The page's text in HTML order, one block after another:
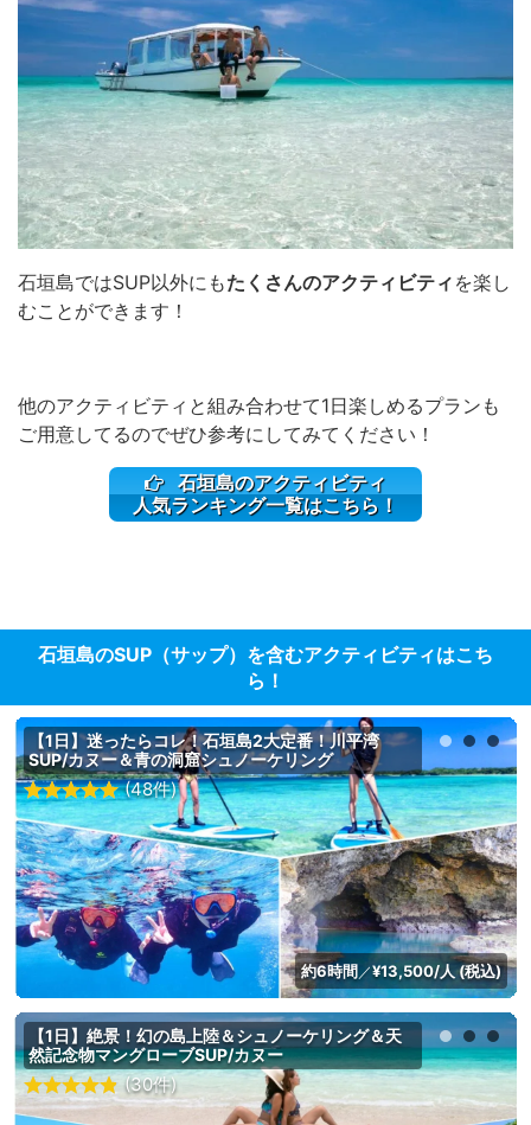
石垣島ではSUP以外にもたくさんのアクティビティ を楽し
むことができます！
他のアクティビティと組み合わせて1日楽しめるプランも
ご用意してるのでぜひ参考にしてみてください！
石垣島のアクティビティ
人気ランキング一覧はこちら！
石垣島のSUP（サップ）を含むアクティビティはこち
ら！
【1日】迷ったらコレ！石垣島2大定番！川平湾
SUP/カヌー＆青の洞窟シュノーケリング
(48件)
約6時間／¥13,500/人 (税込)
【1日】絶景！幻の島上陸＆シュノーケリング＆天
然記念物マングローブSUP/カヌー
(30件)